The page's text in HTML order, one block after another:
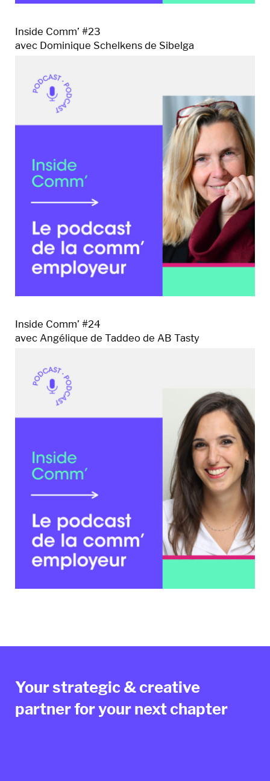
Inside Comm’ #23
avec Dominique Schelkens de Sibelga
Inside Comm’ #24
avec Angélique de Taddeo de AB Tasty
Your strategic & creative
partner for your next chapter